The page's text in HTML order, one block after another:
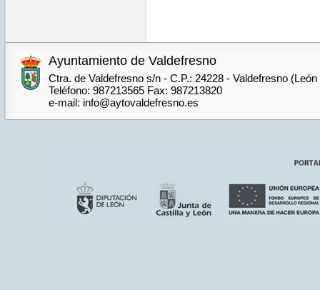
Ayuntamiento de Valdefresno
Ctra. de Valdefresno s/n - C.P.: 24228 - Valdefresno
Teléfono: 987213565 Fax: 987213820
e-mail: info@aytovaldefresno.es